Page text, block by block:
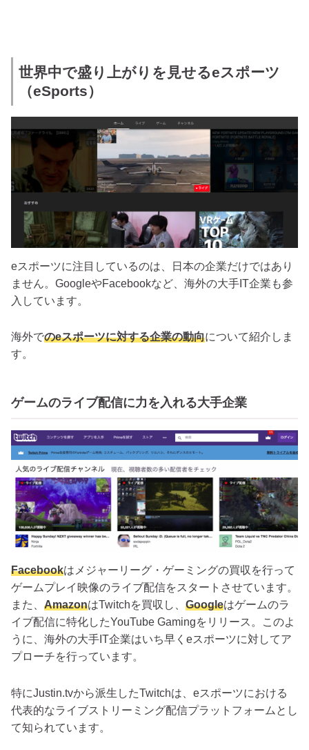
世界中で盛り上がりを見せるeスポーツ
（eSports）
eスポーツに注目しているのは、日本の企業だけではあり
ません。GoogleやFacebookなど、海外の大手IT企業も参
入しています。
海外でのeスポーツに対する企業の動向について紹介しま
す。
ゲームのライブ配信に力を入れる大手企業
Facebookはメジャーリーグ・ゲーミングの買収を行って
ゲームプレイ映像のライブ配信をスタートさせています。
また、 AmazonはTwitchを買収し、 Googleはゲームのラ
イブ配信に特化したYouTube Gamingをリリース。このよ
うに、海外の大手IT企業はいち早くeスポーツに対してア
プローチを行っています。
特にJustin.tvから派生したTwitchは、eスポーツにおける
代表的なライブストリーミング配信プラットフォームとし
て知られています。